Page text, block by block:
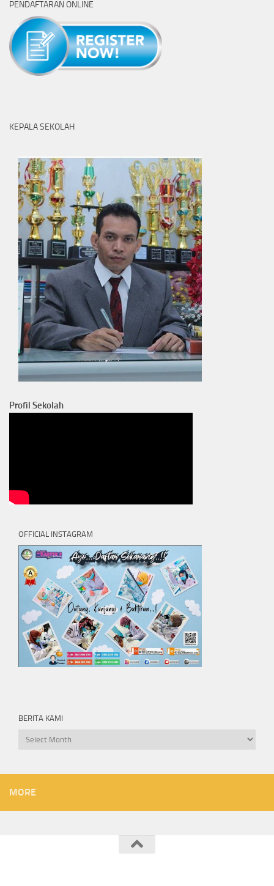
PENDAFTARAN ONLINE
KEPALA SEKOLAH
Profil Sekolah
OFFICIAL INSTAGRAM
BERITA KAMI
Berita
MORE